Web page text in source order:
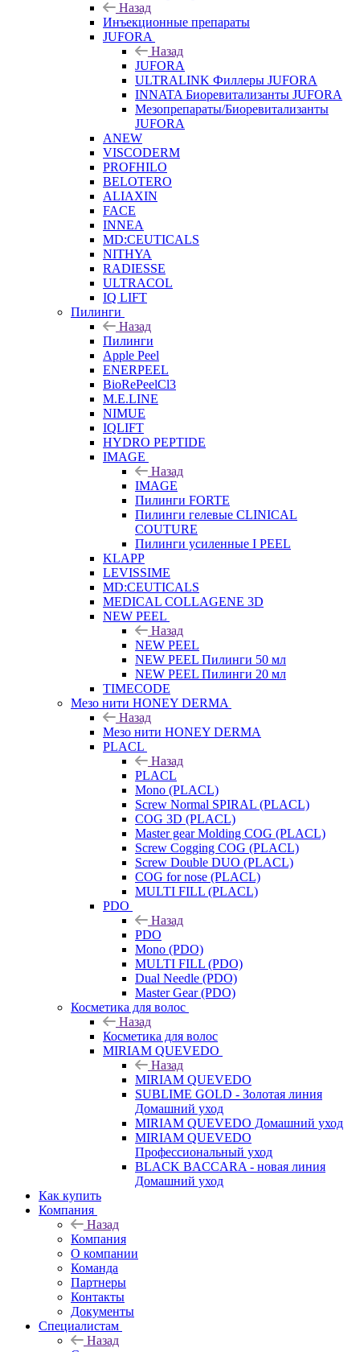
Назад
Инъекционные препараты
JUFORA
Назад
JUFORA
ULTRALINK Филлеры JUFORA
INNATA Биоревитализанты JUFORA
Мезопрепараты/Биоревитализанты
JUFORA
ANEW
VISCODERM
PROFHILO
BELOTERO
ALIAXIN
FACE
INNEA
MD:CEUTICALS
NITHYA
RADIESSE
ULTRACOL
IQ LIFT
Пилинги
Назад
Пилинги
Apple Peel
ENERPEEL
BioRePeelCl3
M.E.LINE
NIMUE
IQLIFT
HYDRO PEPTIDE
IMAGE
Назад
IMAGE
Пилинги FORTE
Пилинги гелевые CLINICAL
COUTURE
Пилинги усиленные I PEEL
KLAPP
LEVISSIME
MD:CEUTICALS
MEDICAL COLLAGENE 3D
NEW PEEL
Назад
NEW PEEL
NEW PEEL Пилинги 50 мл
NEW PEEL Пилинги 20 мл
TIMECODE
Мезо нити HONEY DERMA
Назад
Мезо нити HONEY DERMA
PLACL
Назад
PLACL
Mono (PLACL)
Screw Normal SPIRAL (PLACL)
COG 3D (PLACL)
Master gear Molding COG (PLACL)
Screw Cogging COG (PLACL)
Screw Double DUO (PLACL)
COG for nose (PLACL)
MULTI FILL (PLACL)
PDO
Назад
PDO
Mono (PDO)
MULTI FILL (PDO)
Dual Needle (PDO)
Master Gear (PDO)
Косметика для волос
Назад
Косметика для волос
MIRIAM QUEVEDO
Назад
MIRIAM QUEVEDO
SUBLIME GOLD - Золотая линия
Домашний уход
MIRIAM QUEVEDO Домашний уход
MIRIAM QUEVEDO
Профессиональный уход
BLACK BACCARA - новая линия
Домашний уход
Как купить
Компания
Назад
Компания
О компании
Команда
Партнеры
Контакты
Документы
Специалистам
Назад